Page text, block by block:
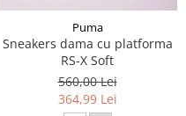
Puma
Sneakers dama cu platforma
RS-X Soft
560,00 Lei
364,99 Lei